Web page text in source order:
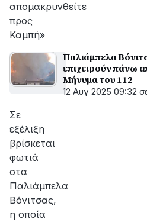
απομακρυνθείτε
προς
Καμπή»
Παλιάμπελα
επιχειρούν πάνω
Μήνυμα του 112
12 Αυγ 2025 09:32
Σε
εξέλιξη
βρίσκεται
φωτιά
στα
Παλιάμπελα
Βόνιτσας,
η οποία